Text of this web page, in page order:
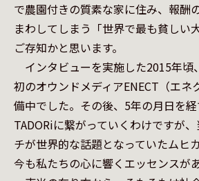
で農園付きの質素な家に住み、報酬
まわしてしまう「世界で最も貧しい
ご存知かと思います。
インタビューを実施した2015年頃
初のオウンドメディアENECT（エネ
備中でした。その後、5年の月日を経
TADORiに繋がっていくわけですが
チが世界的な話題となっていたムヒ
今も私たちの心に響くエッセンスがあ